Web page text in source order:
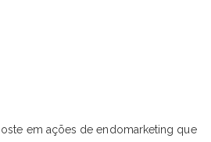
em ações de endomarketing que